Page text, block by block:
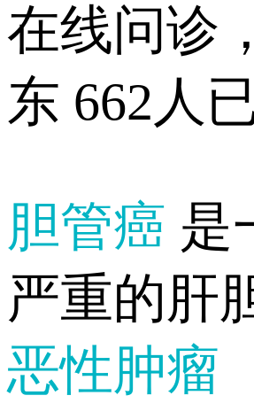
在线问诊
东 662人
胆管癌 是
严重的肝
恶性肿瘤